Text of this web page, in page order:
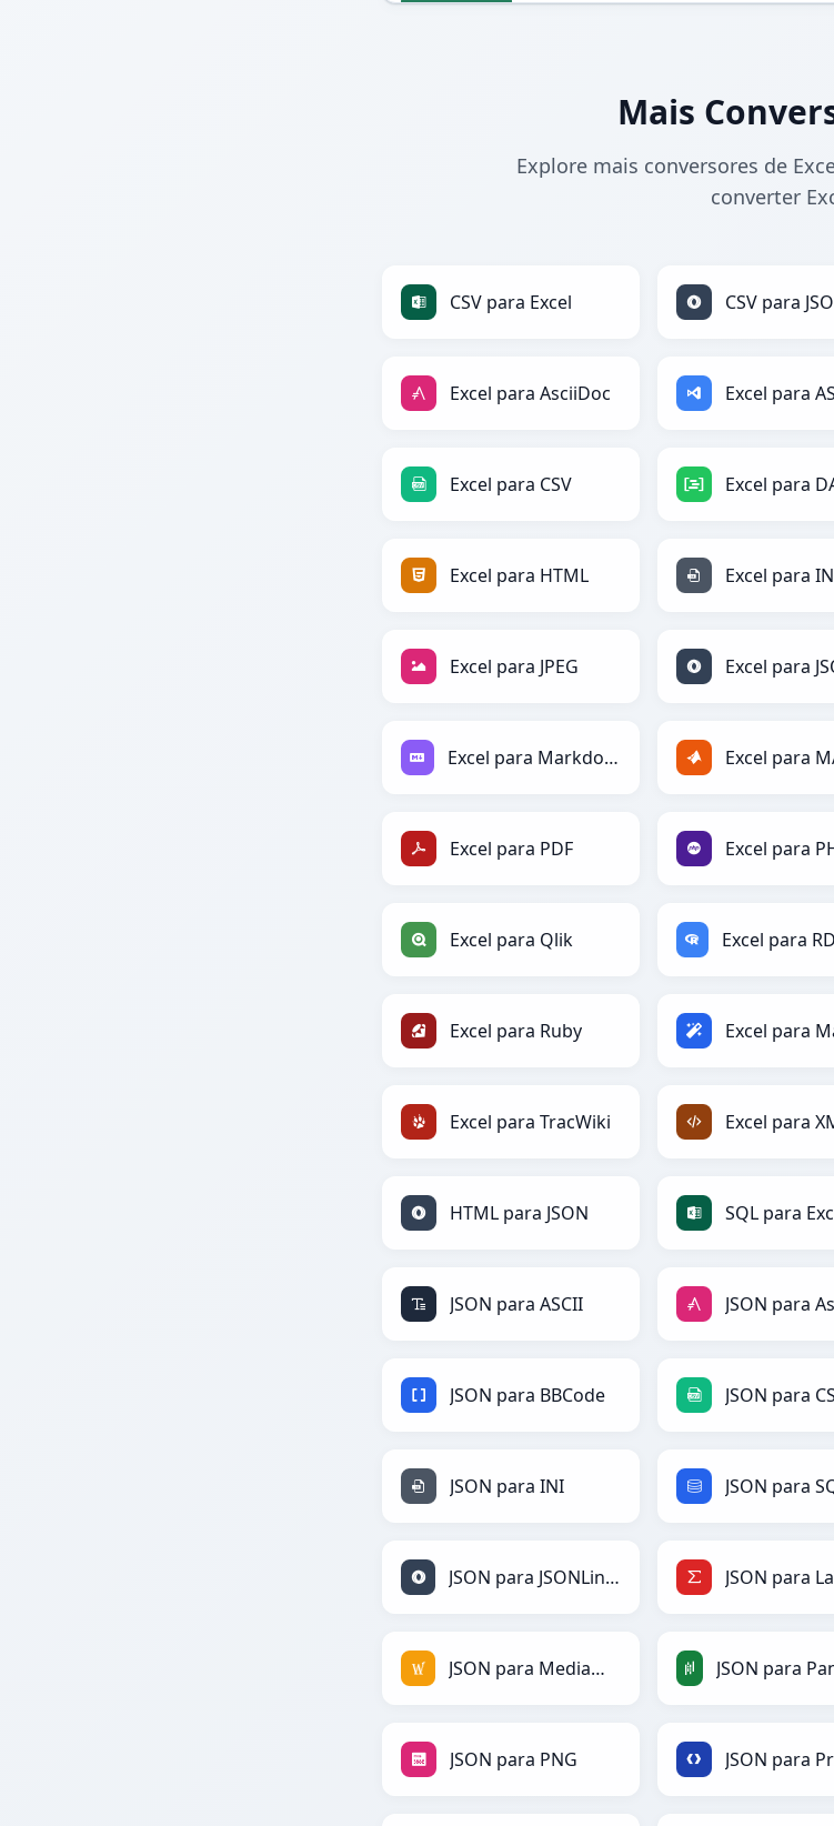
Mais
Explore mais conversores de
converter
CSV para Excel CSV para
Excel para AsciiDoc Excel para
Excel para CSV Excel para
Excel para HTML Excel para
Excel para JPEG Excel para
Excel para Markdown Excel para
Excel para PDF Excel para
Excel para Qlik
Excel para Ruby Excel para
Excel para TracWiki Excel para
HTML para JSON SQL para
JSON para ASCII JSON para
JSON para BBCode JSON para
JSON para INI JSON para
JSON para JSONLines JSON para
JSON para MediaWiki
JSON para PNG JSON para